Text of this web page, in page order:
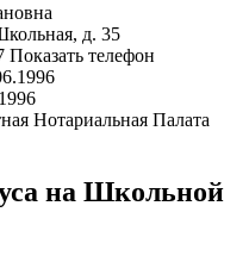
д. 35
Показать телефон
Нотариальная Палата
на Школьной